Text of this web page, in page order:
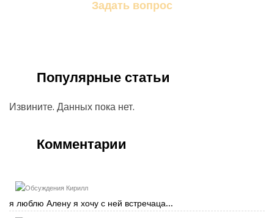
Задать вопрос
Популярные статьи
Извините. Данных пока нет.
Комментарии
Кирилл
я люблю Алену я хочу с ней встречаца...